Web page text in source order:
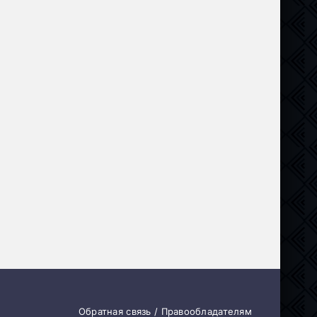
Обратная связь / Правообладателям